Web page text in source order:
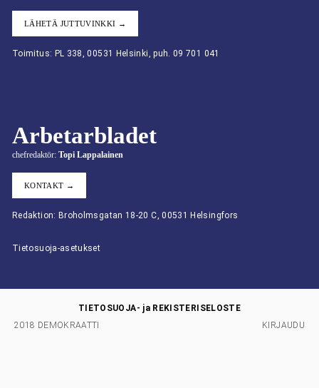
LÄHETÄ JUTTUVINKKI →
Toimitus: PL 338, 00531 Helsinki, puh. 09 701 041
Arbetarbladet
chefredaktör: Topi Lappalainen
KONTAKT →
Redaktion: Broholmsgatan 18-20 C, 00531 Helsingfors
Tietosuoja-asetukset
2018 DEMOKRAATTI
TIETOSUOJA- ja REKISTERISELOSTE
KIRJAUDU